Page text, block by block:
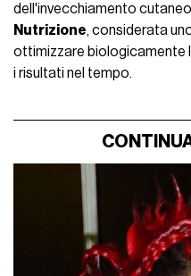
dell'invecchiamento
Nutrizione, considerata
ottimizzare biologicamente
i risultati nel tempo.